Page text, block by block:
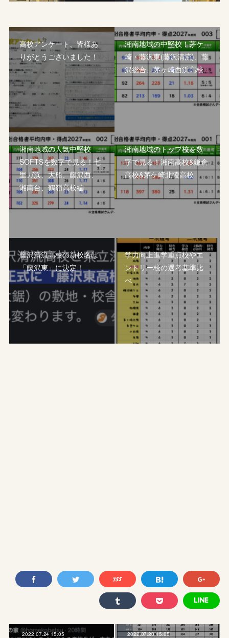
高校アンケート、皆様あ
りがとうございました！
湘南地域の中堅校！茅ケ
崎・藤沢東(藤沢清流)、藤
沢総合、茅ヶ崎西浜高校
湘南地域の人気中堅校
SOFTSを数字で見る！七
里ガ浜、大船、藤沢西、
湘南台、鶴嶺高校編
湘南地域のトップ校を数
字で見る！湘南高校&鎌倉
高校&茅ケ崎北陵高校
藤沢清流高校の新校名は
「藤沢東」に決定！
学力向上進学重点校やエ
ントリー校の選考基準比
べ
2022.07.24 15:05 2022.07.20 15:05